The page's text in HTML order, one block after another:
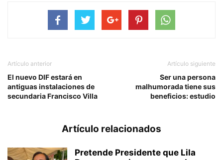
Artículo anterior
El nuevo DIF estará en
antiguas instalaciones de
secundaria Francisco Villa
Artículo siguiente
Ser una persona
malhumorada tiene sus
beneficios: estudio
Artículo relacionados
Pretende Presidente que Lila